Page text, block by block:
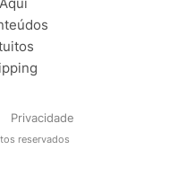
Privacidade
reservados